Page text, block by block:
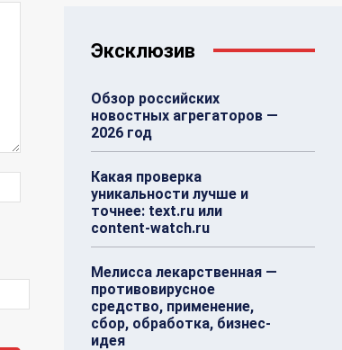
Эксклюзив
Обзор российских
новостных агрегаторов —
2026 год
Какая проверка
уникальности лучше и
точнее: text.ru или
content-watch.ru
Мелисса лекарственная —
противовирусное
средство, применение,
сбор, обработка, бизнес-
идея